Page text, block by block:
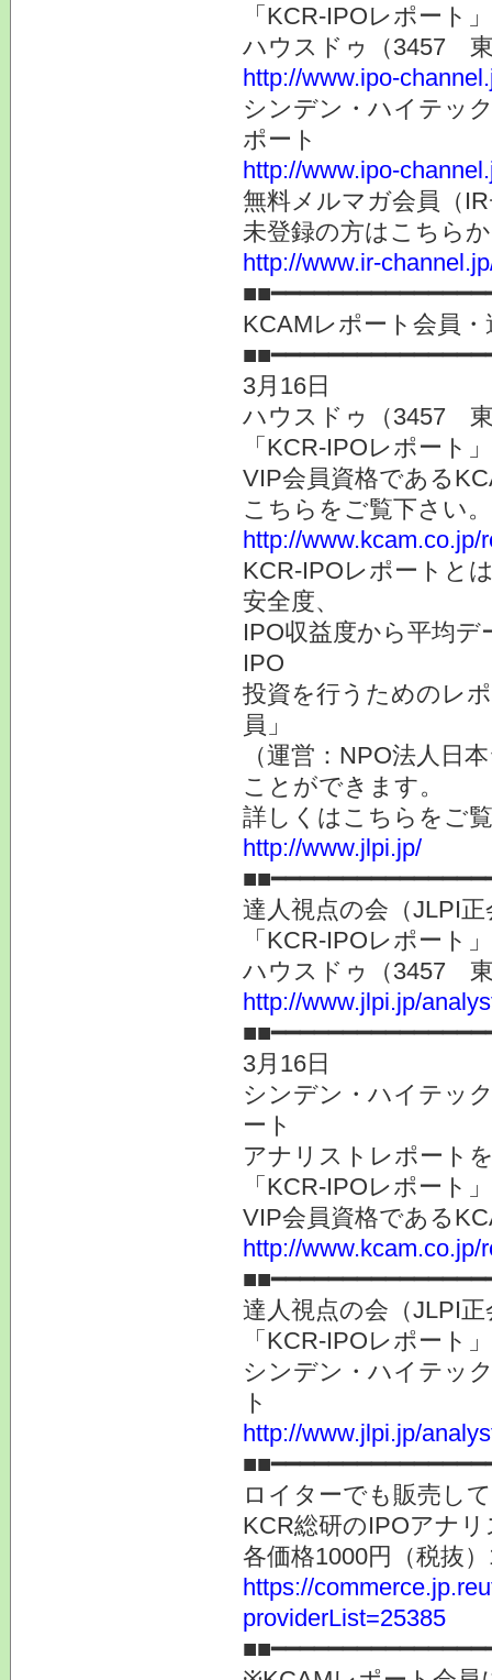
「KCR-IPOレポート
ハウスドゥ（3457
http://www.ipo-
シンデン・ハイテッ
ポート
http://www.ipo-
無料メルマガ会員（
未登録の方はこちら
http://www.ir-
KCAMレポート会員
3月16日
ハウスドゥ（3457
「KCR-IPOレポー
VIP会員資格である
こちらをご覧下さい。
http://www.kcam.co.jp/
KCR-IPOレポートと
安全度、
IPO収益度から平均
IPO
投資を行うためのレ
員」
（運営：NPO法人日
ことができます。
詳しくはこちらをご
http://www.jlpi.jp/
達人視点の会（JLPI
「KCR-IPOレポー
ハウスドゥ（3457
http://www.jlpi.jp/
3月16日
シンデン・ハイテッ
ート
アナリストレポート
「KCR-IPOレポー
VIP会員資格である
http://www.kcam.co.jp/
達人視点の会（JLPI
「KCR-IPOレポー
シンデン・ハイテッ
ト
http://www.jlpi.jp/
ロイターでも販売し
KCR総研のIPOアナ
各価格1000円（税抜
https://
providerList=25385